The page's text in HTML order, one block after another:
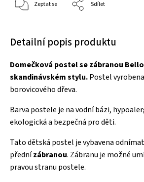
Zeptat se Sdílet
Detailní popis produktu
Domečková postel se zábranou
skandinávském stylu.Postel
borovicového dřeva.
Barva postele je na vodní bázi,
ekologická a bezpečná pro děti.
Tato dětská postel je vybavena
přednízábranou. Zábranu je možné
pravou stranu postele.